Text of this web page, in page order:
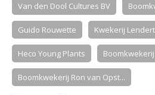
Van den Dool Cultures BV
Guido Rouwette Kwekerij
Heco Young Plants
Boomkwekerij Ron van Opst...